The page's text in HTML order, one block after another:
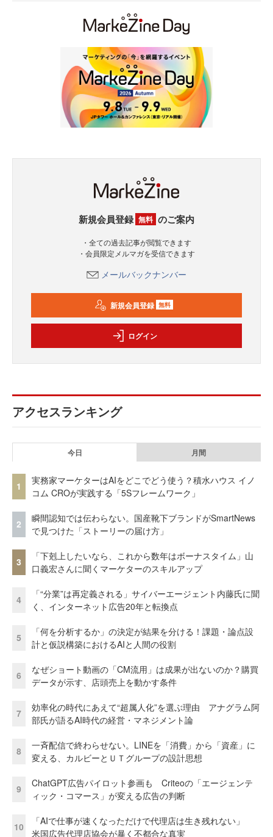
新規会員登録 無料 のご案内
・全ての過去記事が閲覧できます
・会員限定メルマガを受信できます
メールバックナンバー
新規会員登録 無料
ログイン
アクセスランキング
今日 月間
1
実務家マーケターはAIをどこでどう使う？積水ハウス イノ
コム CROが実践する「5Sフレームワーク」
2
瞬間認知では伝わらない。国産靴下ブランドがSmartNews
で見つけた「ストーリーの届け方」
3
「下剋上したいなら、これから数年はボーナスタイム」山
口義宏さんに聞くマーケターのスキルアップ
4
「“分業”は再定義される」サイバーエージェント内藤氏に聞
く、インターネット広告20年と転換点
5
「何を分析するか」の決定が結果を分ける！課題・論点設
計と仮説構築におけるAIと人間の役割
6
なぜショート動画の「CM流用」は成果が出ないのか？購買
データが示す、店頭売上を動かす条件
7
効率化の時代にあえて“超属人化”を選ぶ理由 アナグラム阿
部氏が語るAI時代の経営・マネジメント論
8
一斉配信で終わらせない。LINEを「消費」から「資産」に
変える、カルビーとＵＴグループの設計思想
9
ChatGPT広告パイロット参画も Criteoの「エージェンテ
ィック・コマース」が変える広告の判断
10
「AIで仕事が速くなっただけで代理店は生き残れない」
米国広告代理店協会が暴く不都合な真実